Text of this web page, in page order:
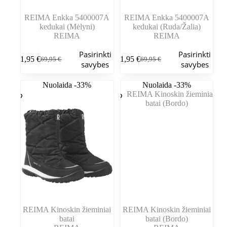
REIMA Enkka 5400007A
kedukai (Mėlyni)
REIMA
69,95€
Pradinė
buvo:
69,95 €.
61,95€Dabartinė
yra:
61,95 €.
Pasirinkti
savybes
produktas
variantus.
Variantus
pasirinkti
gaminio
puslapyje
REIMA Enkka 5400007A
kedukai (Ruda/Žalia)
REIMA
69,95€
Pradinė
buvo:
69,95 €.
61,95 €Dabartinė
yra:
61,95 €.
Pasirinkti
savybes
produktas
variantus.
Variantus
Nuolaida -33%
REIMA Kinoskin žieminiai
batai
Nuolaida -33%
REIMA Kinoskin žieminiai
batai (Bordo)